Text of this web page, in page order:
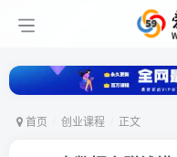
首页 创业课程 正文